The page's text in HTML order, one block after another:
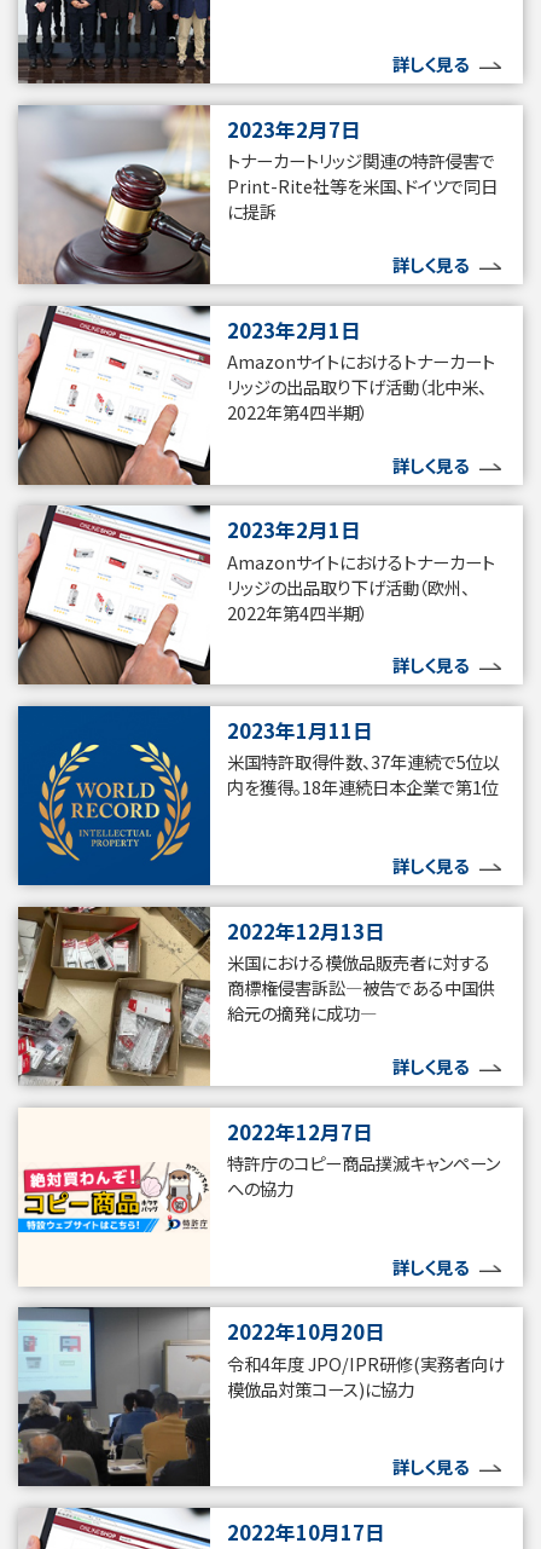
詳しく見る
2023年2月7日
トナーカートリッジ関連の特許侵害で
Print-Rite社等を米国、ドイツで同日
に提訴
詳しく見る
2023年2月1日
Amazonサイトにおけるトナーカート
リッジの出品取り下げ活動（北中米、
2022年第4四半期）
詳しく見る
2023年2月1日
Amazonサイトにおけるトナーカート
リッジの出品取り下げ活動（欧州、
2022年第4四半期）
詳しく見る
2023年1月11日
米国特許取得件数、37年連続で5位以
内を獲得。18年連続日本企業で第1位
詳しく見る
2022年12月13日
米国における模倣品販売者に対する
商標権侵害訴訟—被告である中国供
給元の摘発に成功—
詳しく見る
2022年12月7日
特許庁のコピー商品撲滅キャンペーン
への協力
詳しく見る
2022年10月20日
令和4年度 JPO/IPR研修(実務者向け
模倣品対策コース)に協力
詳しく見る
2022年10月17日